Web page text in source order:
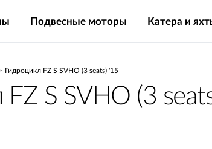
Подвесные моторы Катера и
Гидроцикл FZ S SVHO (3 seats) '15
S SVHO (3